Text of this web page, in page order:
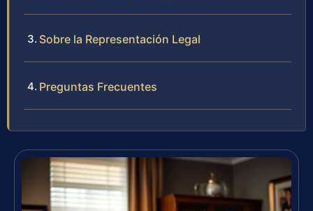
Sobre la Representación Legal
Preguntas Frecuentes